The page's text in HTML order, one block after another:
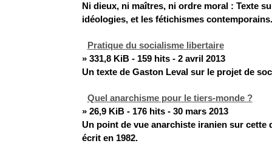
Ni dieux, ni maîtres, ni ordre moral : Texte
idéologies, et les fétichismes
Pratique du socialisme libertaire
» 331,8 KiB - 159 hits - 2 avril 2013
Un texte de Gaston Leval sur le projet de
Quel anarchisme pour le tiers-monde ?
» 26,9 KiB - 176 hits - 30 mars 2013
Un point de vue anarchiste iranien sur cette
écrit en 1982.